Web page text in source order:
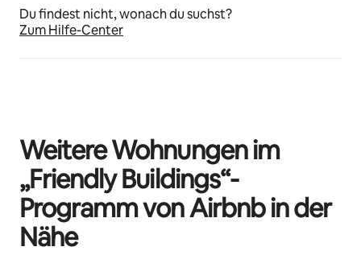
Du findest nicht, wonach du suchst?
Zum Hilfe-Center
Weitere Wohnungen im
„Friendly Buildings“-
Programm von Airbnb in der
Nähe